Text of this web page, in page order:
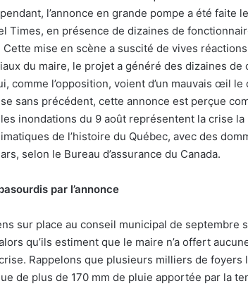
l’annonce en grande pompe a été faite
Times, en présence de dizaines de
Cette mise en scène a suscité de vives
du maire, le projet a généré des dizaines
comme l’opposition, voient d’un mauvais œil
sans précédent, cette annonce est perçue
inondations du 9 août représentent la crise
de l’histoire du Québec, avec des
selon le Bureau d’assurance du Canada.
par l’annonce
sur place au conseil municipal de septembre
qu’ils estiment que le maire n’a offert
Rappelons que plusieurs milliers de foyers
de plus de 170 mm de pluie apportée par la